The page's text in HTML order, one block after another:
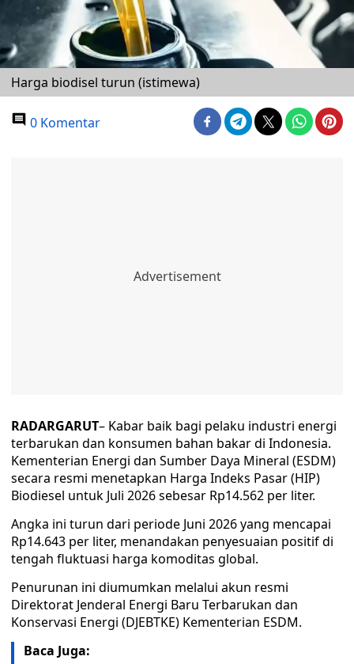
Harga biodisel turun (istimewa)
0 Komentar
RADARGARUT– Kabar baik bagi pelaku industri energi
terbarukan dan konsumen bahan bakar di Indonesia.
Kementerian Energi dan Sumber Daya Mineral (ESDM)
secara resmi menetapkan Harga Indeks Pasar (HIP)
Biodiesel untuk Juli 2026 sebesar Rp14.562 per liter.
Angka ini turun dari periode Juni 2026 yang mencapai
Rp14.643 per liter, menandakan penyesuaian positif di
tengah fluktuasi harga komoditas global.
Penurunan ini diumumkan melalui akun resmi
Direktorat Jenderal Energi Baru Terbarukan dan
Konservasi Energi (DJEBTKE) Kementerian ESDM.
Baca Juga: